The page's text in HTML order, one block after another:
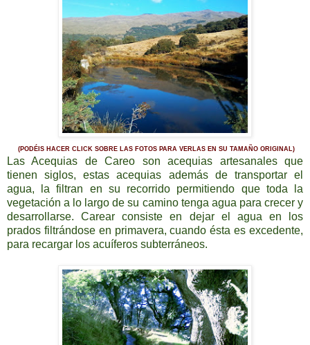
(PODÉIS HACER CLICK SOBRE LAS FOTOS PARA VERLAS EN SU TAMAÑO ORIGINAL)
Las Acequias de Careo son acequias artesanales que
tienen siglos, estas acequias además de transportar el
agua, la filtran en su recorrido permitiendo que toda la
vegetación a lo largo de su camino tenga agua para crecer y
desarrollarse. Carear consiste en dejar el agua en los
prados filtrándose en primavera, cuando ésta es excedente,
para recargar los acuíferos subterráneos.